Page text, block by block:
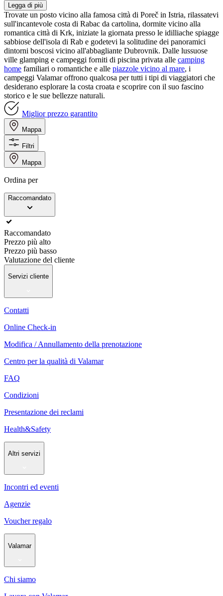
Legga di più
Trovate un posto vicino alla famosa città di Poreč in Istria, rilassatevi
sull'incantevole costa di Rabac da cartolina, dormite vicino alla
romantica città di Krk, iniziate la giornata presso le idilliache spiagge
sabbiose dell'isola di Rab e godetevi la solitudine dei panoramici
dintorni boscosi vicino all'abbagliante Dubrovnik. Dalle lussuose
ville glamping e campeggi forniti di piscina privata alle camping
home familiari o romantiche e alle piazzole vicino al mare, i
campeggi Valamar offrono qualcosa per tutti i tipi di viaggiatori che
desiderano esplorare la costa croata e scoprire con il suo fascino
storico e le sue bellezze naturali.
Miglior prezzo garantito
Mappa
Filtri
Mappa
Ordina per
Raccomandato
Raccomandato
Prezzo più alto
Prezzo più basso
Valutazione del cliente
Servizi cliente
Contatti
Online Check-in
Modifica / Annullamento della prenotazione
Centro per la qualità di Valamar
FAQ
Condizioni
Presentazione dei reclami
Health&Safety
Altri servizi
Incontri ed eventi
Agenzie
Voucher regalo
Valamar
Chi siamo